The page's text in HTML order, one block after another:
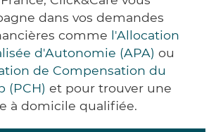
dans vos demandes
comme l'Allocation
d'Autonomie (APA) ou
de Compensation du
(PCH) et pour trouver une
à domicile qualifiée.